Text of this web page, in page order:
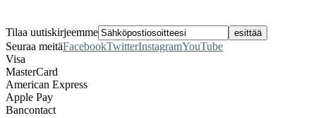
Tilaa uutiskirjeemme
Seuraa meitäFacebookTwitterInstagramYouTube
Visa
MasterCard
American Express
Apple Pay
Bancontact